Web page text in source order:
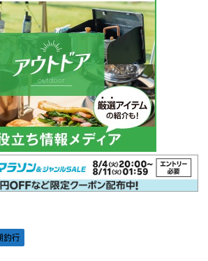
釣行